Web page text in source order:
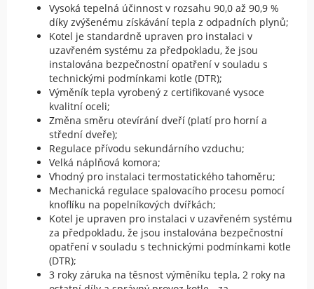
Vysoká tepelná účinnost v rozsahu 90,0 až 90,9 %
díky zvýšenému získávání tepla z odpadních plynů;
Kotel je standardně upraven pro instalaci v
uzavřeném systému za předpokladu, že jsou
instalována bezpečnostní opatření v souladu s
technickými podmínkami kotle (DTR);
Výměník tepla vyrobený z certifikované vysoce
kvalitní oceli;
Změna směru otevírání dveří (platí pro horní a
střední dveře);
Regulace přívodu sekundárního vzduchu;
Velká náplňová komora;
Vhodný pro instalaci termostatického tahoměru;
Mechanická regulace spalovacího procesu pomocí
knoflíku na popelníkových dvířkách;
Kotel je upraven pro instalaci v uzavřeném systému
za předpokladu, že jsou instalována bezpečnostní
opatření v souladu s technickými podmínkami kotle
(DTR);
3 roky záruka na těsnost výměníku tepla, 2 roky na